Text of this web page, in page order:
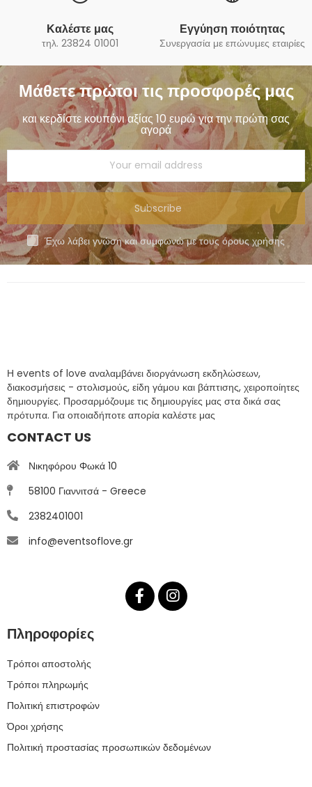
Καλέστε μας
τηλ. 23824 01001
Εγγύηση ποιότητας
Συνεργασία με επώνυμες εταιρίες
Μάθετε πρώτοι τις προσφορές μας
και κερδίστε κουπόνι αξίας 10 ευρώ για την πρώτη σας
αγορά
Subscribe
Έχω λάβει γνώση και συμφωνώ με τους όρους χρήσης
Η events of love αναλαμβάνει διοργάνωση εκδηλώσεων,
διακοσμήσεις - στολισμούς, είδη γάμου και βάπτισης, χειροποίητες
δημιουργίες. Προσαρμόζουμε τις δημιουργίες μας στα δικά σας
πρότυπα. Για οποιαδήποτε απορία καλέστε μας
CONTACT US
Νικηφόρου Φωκά 10
58100 Γιαννιτσά - Greece
2382401001
info@eventsoflove.gr
Πληροφορίες
Τρόποι αποστολής
Τρόποι πληρωμής
Πολιτική επιστροφών
Όροι χρήσης
Πολιτική προστασίας προσωπικών δεδομένων